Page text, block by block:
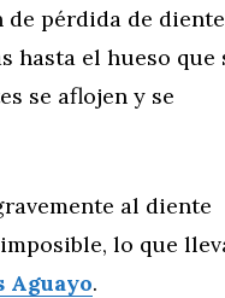
de pérdida de
hasta el hueso que
se aflojen y se
al diente
lo que
Aguayo.